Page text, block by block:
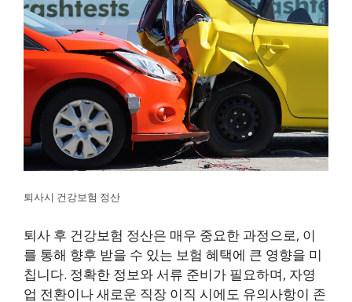
퇴사시 건강보험 정산
퇴사 후 건강보험 정산은 매우 중요한 과정으로, 이
를 통해 향후 받을 수 있는 보험 혜택에 큰 영향을 미
칩니다. 정확한 정보와 서류 준비가 필요하며, 자영
업 전환이나 새로운 직장 이직 시에도 유의사항이 존